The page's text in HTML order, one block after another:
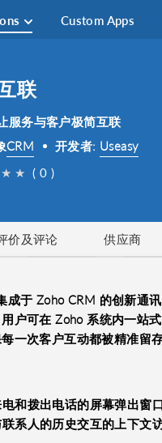
Custom Apps
联
服务与客户极简互联
CRM 开发者: Useasy
★ ★ ( 0 )
价及评论 供应商
成于 Zoho CRM 的创新通
户可在 Zoho 系统内一站
一次客户互动都被精准留存
和拨出电话的屏幕弹出窗
系人的历史交互的上下文访